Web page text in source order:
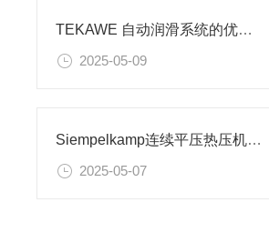
TEKAWE 自动润滑系统的优势都有哪些？
2025-05-09
Siempelkamp连续平压热压机 为何选用德国ELBE 0.107.110.0001 万向轴
2025-05-07